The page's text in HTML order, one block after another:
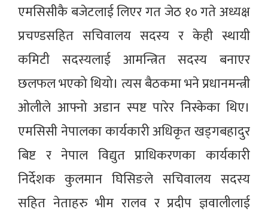
एमसिसीकै बजेटलाई लिएर गत जेठ १० गते अध्यक्ष
प्रचण्डसहित सचिवालय सदस्य र केही स्थायी
कमिटी सदस्यलाई आमन्त्रित सदस्य बनाएर
छलफल भएको थियो। त्यस बैठकमा भने प्रधानमन्त्री
ओलीले आफ्नो अडान स्पष्ट पारेर निस्केका थिए।
एमसिसी नेपालका कार्यकारी अधिकृत खड्गबहादुर
बिष्ट र नेपाल विद्युत प्राधिकरणका कार्यकारी
निर्देशक कुलमान घिसिङले सचिवालय सदस्य
सहित नेताहरु भीम रालव र प्रदीप ज्ञवालीलाई